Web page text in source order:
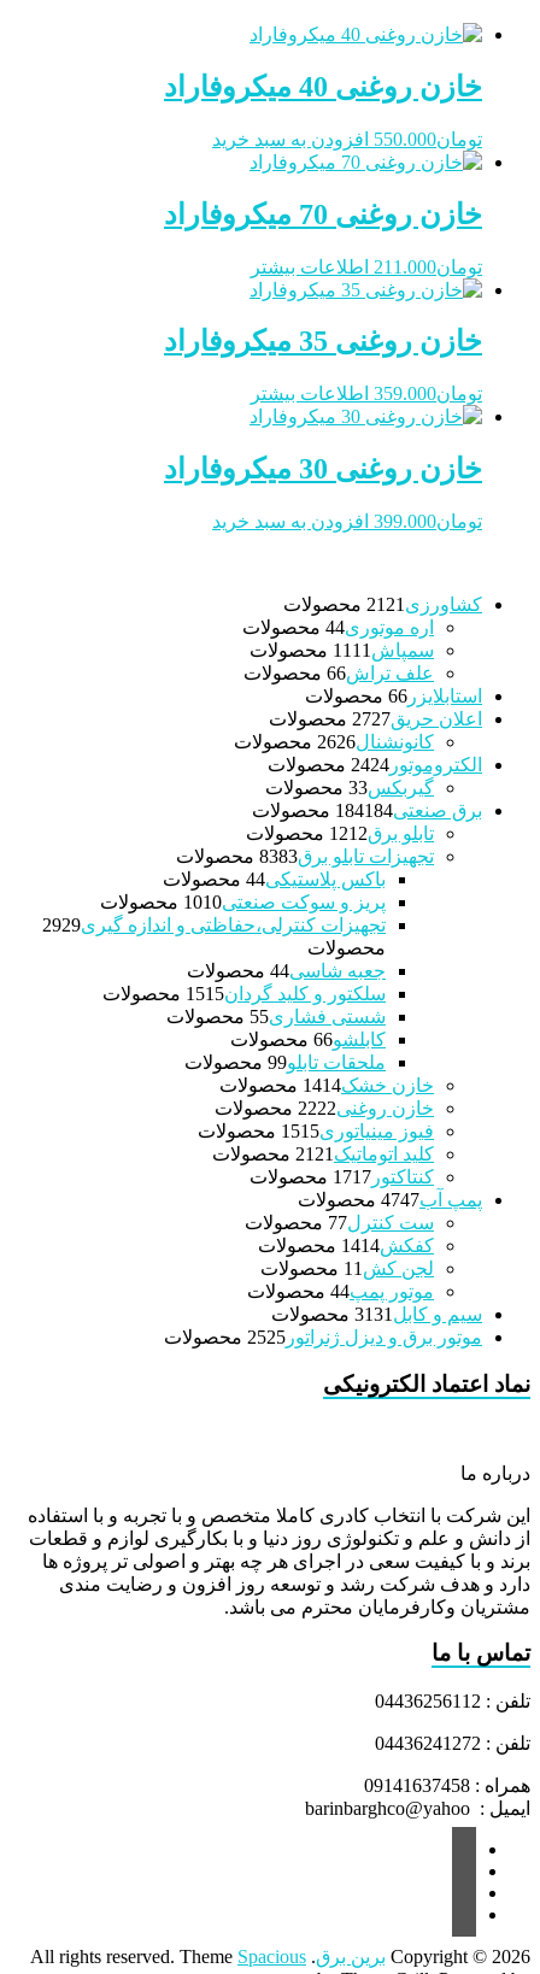
خازن روغنی 40 میکروفاراد
تومان550.000 افزودن به سبد خرید
خازن روغنی 70 میکروفاراد
تومان211.000 اطلاعات بیشتر
خازن روغنی 35 میکروفاراد
تومان359.000 اطلاعات بیشتر
خازن روغنی 30 میکروفاراد
تومان399.000 افزودن به سبد خرید
کشاورزی 21 21 محصولات
اره موتوری 44 محصولات
سمپاش
11 11 محصولات
علف تراش 66 محصولات
استابلایزر
66 محصولات
اعلان حریق
2727 محصولات
کانونشنال
2626 محصولات
الکتروموتور
2424 محصولات
گیربکس 33 محصولات
برق صنعتی
184184 محصولات
تابلو برق
1212 محصولات
تجهیزات تابلو برق
8383 محصولات
باکس پلاستیکی 44 محصولات
پریز و سوکت صنعتی
1010 محصولات
تجهیزات کنترلی،حفاظتی و اندازه گیری
2929
محصولات
جعبه شاسی 44 محصولات
سلکتور و کلید گردان
1515 محصولات
شستی فشاری 55 محصولات
کابلشو 66 محصولات
ملحقات تابلو 99 محصولات
خازن خشک
1414 محصولات
خازن روغنی
2222 محصولات
فیوز مینیاتوری
1515 محصولات
کلید اتوماتیک
21 21 محصولات
کنتاکتور
1717 محصولات
پمپ آب
4747 محصولات
ست کنترل 77 محصولات
کفکش
1414 محصولات
لجن کش
1 1 محصولات
موتور پمپ 44 محصولات
سیم و کابل
3131 محصولات
موتور برق و دیزل ژنراتور
2525 محصولات
نماد اعتماد الکترونیکی
درباره ما
این شرکت با انتخاب کادری کاملا متخصص و با تجربه و با استفاده
از دانش و علم و تکنولوژی روز دنیا و با بکارگیری لوازم و قطعات
برند و با کیفیت سعی در اجرای هر چه بهتر و اصولی تر پروژه ها
دارد و هدف شرکت رشد و توسعه روز افزون و رضایت مندی
مشتریان وکارفرمایان محترم می باشد.
تماس با ما
تلفن : 04436256112
تلفن : 04436241272
همراه : 09141637458
ایمیل : barinbarghco@yahoo
Copyright © 2026 برین برق. All rights reserved. Theme
Spacious